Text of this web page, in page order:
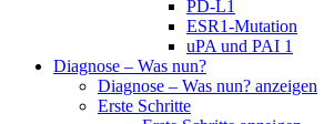
PD-L1
ESR1-Mutation
uPA und PAI 1
Diagnose – Was nun?
Diagnose – Was nun? anzeigen
Erste Schritte